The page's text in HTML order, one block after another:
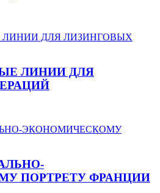
ЛИНИИ ДЛЯ
ПОРТРЕТУ ФРАНЦИИ